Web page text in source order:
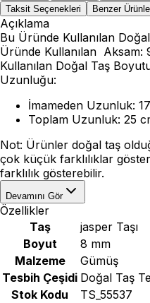
Taksit Seçenekleri Benzer
Açıklama
Bu Üründe Kullanılan
Üründe Kullanılan Aksam:
Kullanılan Doğal Taş
Uzunluğu:
İmameden Uzunluk:
Toplam Uzunluk: 25
Not: Ürünler doğal taş
çok küçük farklılıklar
farklılık gösterebilir.
Devamını Gör
Özellikler
Taş
jasper Taşı
Boyut
8 mm
Malzeme
Gümüş
Tesbih Çeşidi Doğal Taş
Stok Kodu
TS_55537